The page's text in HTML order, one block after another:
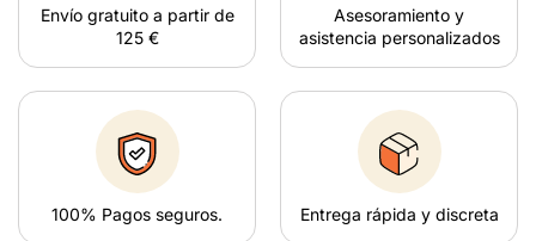
Envío gratuito a partir de
125 €
Asesoramiento y
asistencia personalizados
100% Pagos seguros. Entrega rápida y discreta